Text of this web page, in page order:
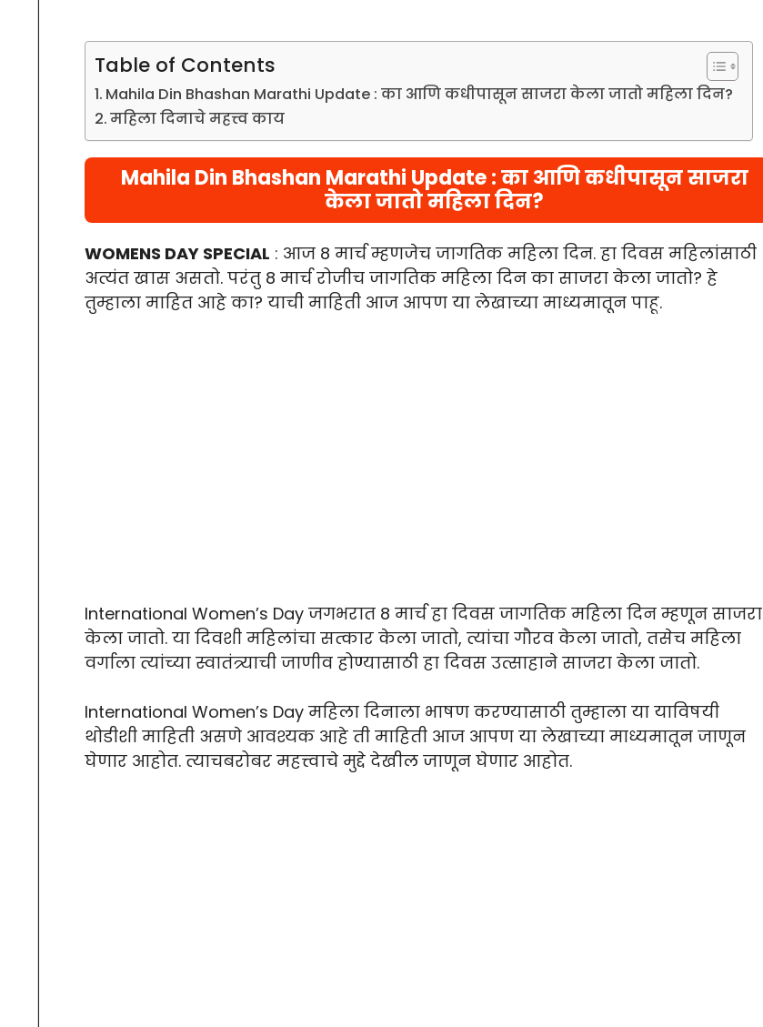
Table of Contents
Mahila Din Bhashan Marathi Update : का आणि कधीपासून साजरा केला जातो महिला दिन?
महिला दिनाचे महत्त्व काय
Mahila Din Bhashan Marathi Update : का आणि कधीपासून साजरा
केला जातो महिला दिन?
WOMENS DAY SPECIAL : आज 8 मार्च म्हणजेच जागतिक महिला दिन. हा दिवस महिलांसाठी
अत्यंत खास असतो. परंतु 8 मार्च रोजीच जागतिक महिला दिन का साजरा केला जातो? हे
तुम्हाला माहित आहे का? याची माहिती आज आपण या लेखाच्या माध्यमातून पाहू.
International Women’s Day जगभरात 8 मार्च हा दिवस जागतिक महिला दिन म्हणून साजरा
केला जातो. या दिवशी महिलांचा सत्कार केला जातो, त्यांचा गौरव केला जातो, तसेच महिला
वर्गाला त्यांच्या स्वातंत्र्याची जाणीव होण्यासाठी हा दिवस उत्साहाने साजरा केला जातो.
International Women’s Day महिला दिनाला भाषण करण्यासाठी तुम्हाला या याविषयी
थोडीशी माहिती असणे आवश्यक आहे ती माहिती आज आपण या लेखाच्या माध्यमातून जाणून
घेणार आहोत. त्याचबरोबर महत्त्वाचे मुद्दे देखील जाणून घेणार आहोत.